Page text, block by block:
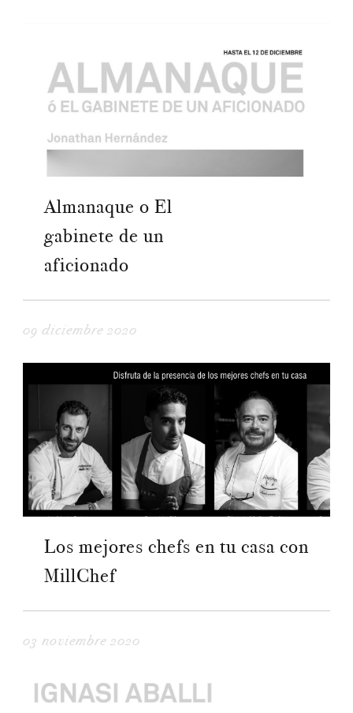
Almanaque o El
gabinete de un
aficionado
09 diciembre 2020
Los mejores chefs en tu casa con
MillChef
03 noviembre 2020